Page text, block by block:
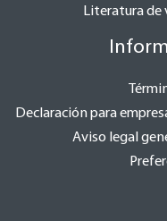
Literatura de
Declaración para
Aviso legal